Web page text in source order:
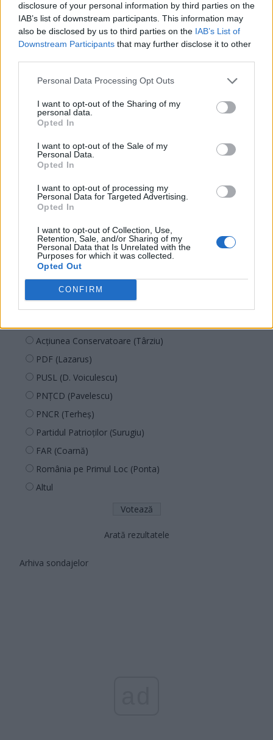
disclosure of your personal information by third parties on the
IAB’s list of downstream participants. This information may
also be disclosed by us to third parties on the IAB’s List of
Downstream Participants that may further disclose it to other
Personal Data Processing Opt Outs
I want to opt-out of the Sharing of my
personal data.
Opted In
I want to opt-out of the Sale of my
Personal Data.
Opted In
I want to opt-out of processing my
Personal Data for Targeted Advertising.
Opted In
I want to opt-out of Collection, Use,
Retention, Sale, and/or Sharing of my
Personal Data that Is Unrelated with the
Purposes for which it was collected.
Opted Out
CONFIRM
Sondaj
Ce partid ați vota dacă alegerile parlamentare ar avea
loc duminica viitoare?
USR
PNL
AUR
PMP (Tomac)
Forța Dreptei (L. Orban)
PNȚMM
REPER
SENS
SOS (Șoșoacă)
POT (Gavrilă)
Acțiunea Conservatoare (Târziu)
PDF (Lazarus)
PUSL (D. Voiculescu)
PNȚCD (Pavelescu)
PNCR (Terheș)
Partidul Patrioților (Surugiu)
FAR (Coarnă)
România pe Primul Loc (Ponta)
Altul
Arată rezultatele
Arhiva sondajelor